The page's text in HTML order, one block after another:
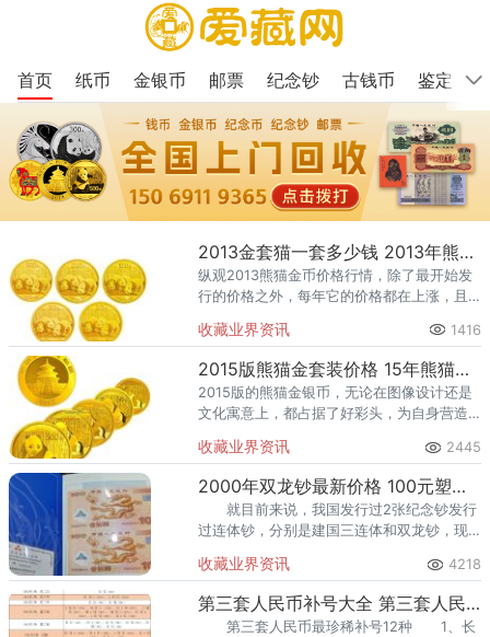
首页 纸币 金银币 邮票 纪念钞 古钱币 鉴定
2013金套猫一套多少钱 2013年熊猫金币套装
纵观2013熊猫金币价格行情，除了最开始发
行的价格之外，每年它的价格都在上涨，且
收藏业界资讯 1416
2015版熊猫金套装价格 15年熊猫金套装5枚
2015版的熊猫金银币，无论在图像设计还是
文化寓意上，都占据了好彩头，为自身营造
收藏业界资讯 2445
2000年双龙钞最新价格 100元塑料千禧双龙钞
就目前来说，我国发行过2张纪念钞发行
过连体钞，分别是建国三连体和双龙钞，现
都是不错的。今天我们就先详细来了解2000
年双龙钞以及它的市场价
收藏业界资讯 4218
第三套人民币补号大全 第三套人民币补号稀有冠号
第三套人民币最珍稀补号12种 1、长